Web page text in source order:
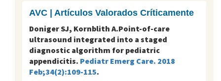
AVC | Artículos Valorados Críticamente
Doniger SJ, Kornblith A.Point-of-care
ultrasound integrated into a staged
diagnostic algorithm for pediatric
appendicitis. Pediatr Emerg Care. 2018
Feb;34(2):109-115.